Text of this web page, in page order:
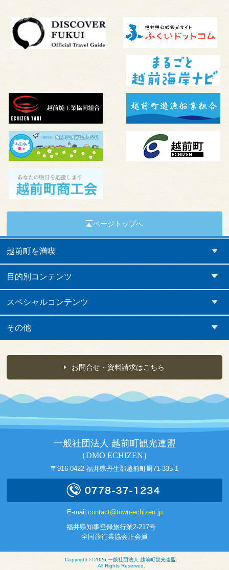
ページトップへ
越前町を満喫
目的別コンテンツ
スペシャルコンテンツ
その他
お問合せ・資料請求はこちら
一般社団法人 越前町観光連盟
（DMO ECHIZEN）
〒916-0422 福井県丹生郡越前町厨71-335-1
E-mail:contact@town-echizen.jp
福井県知事登録旅行業2-217号
全国旅行業協会正会員
Copyright ©2026 一般社団法人 越前町観光連盟
All Rights Reserved.